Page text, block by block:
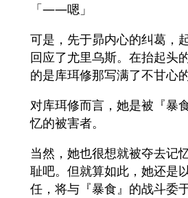
「――嗯」
可是，先于昴内心的纠葛，
回应了尤里乌斯。在抬起头
的是库珥修那写满了不甘心的
对库珥修而言，她是被『暴
忆的被害者。
当然，她也很想就被夺去记
耻吧。但就算如此，她还是
任，将与『暴食』的战斗委于